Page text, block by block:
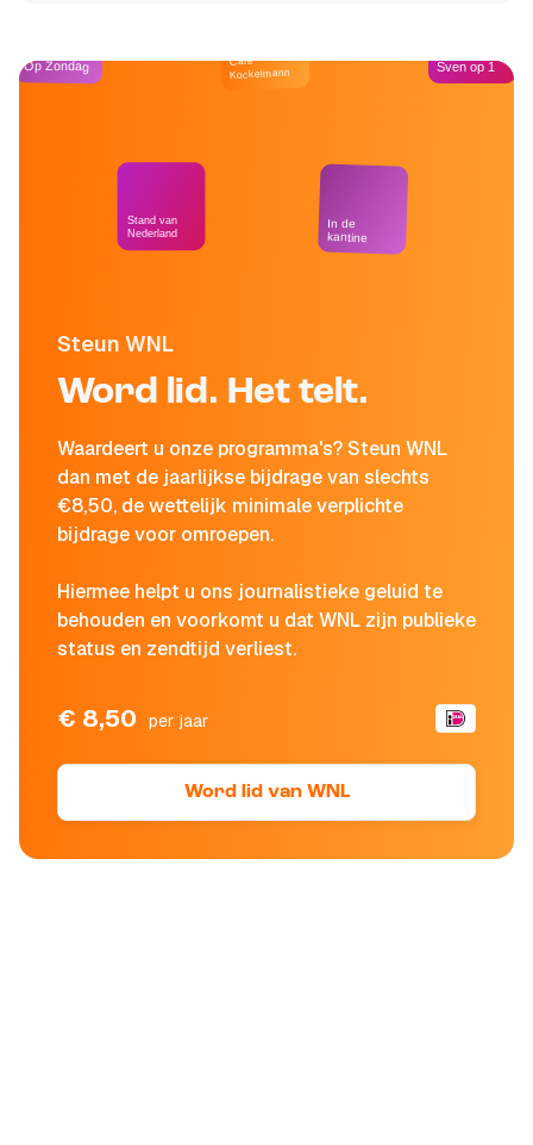
Steun WNL
Word lid. Het telt.
Waardeert u onze programma's? Steun WNL
dan met de jaarlijkse bijdrage van slechts
€8,50, de wettelijk minimale verplichte
bijdrage voor omroepen.
Hiermee helpt u ons journalistieke geluid te
behouden en voorkomt u dat WNL zijn publieke
status en zendtijd verliest.
€ 8,50 per jaar
Word lid van WNL
Op Zondag
Stand van
Nederland
Café
Kockelmann
In de
kantine
Sven op 1